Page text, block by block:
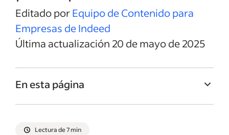
Editado porEquipo de Contenido para
Empresas de Indeed
Última actualización 20 de mayo de 2025
En esta página
Resumen del trabajo de Gerente de Planta
Lectura de 7 min